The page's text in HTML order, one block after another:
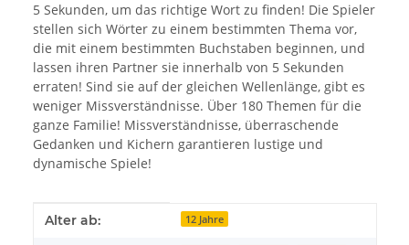
5 Sekunden, um das richtige Wort zu finden! Die Spieler
stellen sich Wörter zu einem bestimmten Thema vor,
die mit einem bestimmten Buchstaben beginnen, und
lassen ihren Partner sie innerhalb von 5 Sekunden
erraten! Sind sie auf der gleichen Wellenlänge, gibt es
weniger Missverständnisse. Über 180 Themen für die
ganze Familie! Missverständnisse, überraschende
Gedanken und Kichern garantieren lustige und
dynamische Spiele!
Produkteigenschaft
Wert
Alter ab: 12 Jahre